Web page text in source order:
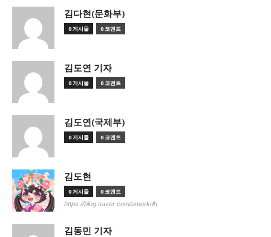
김다현(문화부)
0 게시물 0 코멘트
김도연 기자
0 게시물 0 코멘트
김도연(국제부)
0 게시물 0 코멘트
김도현
0 게시물 0 코멘트
https://blog.naver.com/amorkdh
김동민 기자